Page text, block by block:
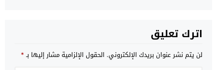
اترك تعليق
لن يتم نشر عنوان بريدك الإلكتروني. الحقول الإلزامية مشار إليها بـ*